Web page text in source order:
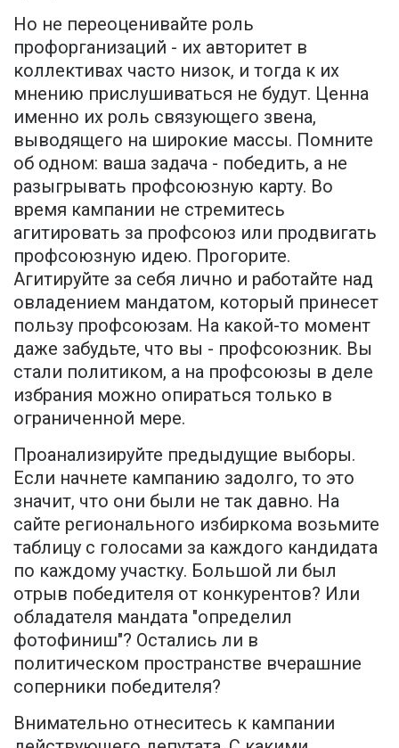
Но не переоценивайте роль
профорганизаций - их авторитет в
коллективах часто низок, и тогда к их
мнению прислушиваться не будут. Ценна
именно их роль связующего звена,
выводящего на широкие массы. Помните
об одном: ваша задача - победить, а не
разыгрывать профсоюзную карту. Во
время кампании не стремитесь
агитировать за профсоюз или продвигать
профсоюзную идею. Прогорите.
Агитируйте за себя лично и работайте над
овладением мандатом, который принесет
пользу профсоюзам. На какой-то момент
даже забудьте, что вы - профсоюзник. Вы
стали политиком, а на профсоюзы в деле
избрания можно опираться только в
ограниченной мере.
Проанализируйте предыдущие выборы.
Если начнете кампанию задолго, то это
значит, что они были не так давно. На
сайте регионального избиркома возьмите
таблицу с голосами за каждого кандидата
по каждому участку. Большой ли был
отрыв победителя от конкурентов? Или
обладателя мандата "определил
фотофиниш"? Остались ли в
политическом пространстве вчерашние
соперники победителя?
Внимательно отнеситесь к кампании